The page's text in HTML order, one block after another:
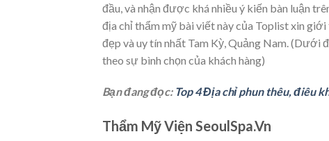
đầu, và nhận được khá nhiều ý kiến bàn luận
địa chỉ thẩm mỹ bài viết này của Toplist xin giới
đẹp và uy tín nhất Tam Kỳ, Quảng Nam. (Dưới
theo sự bình chọn của khách hàng)
Bạn đang đọc: Top 4 Địa chỉ phun thêu, điêu
Thẩm Mỹ Viện SeoulSpa.Vn